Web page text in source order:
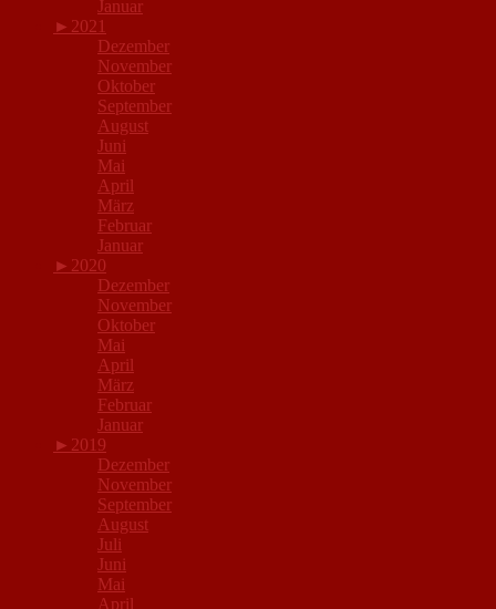
Januar
► 2021
Dezember
November
Oktober
September
August
Juni
Mai
April
März
Februar
Januar
► 2020
Dezember
November
Oktober
Mai
April
März
Februar
Januar
► 2019
Dezember
November
September
August
Juli
Juni
Mai
April